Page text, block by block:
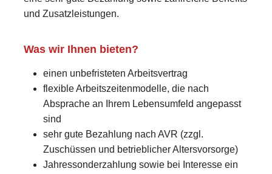
und Zusatzleistungen.
Was wir Ihnen bieten?
einen unbefristeten Arbeitsvertrag
flexible Arbeitszeitenmodelle, die nach
Absprache an Ihrem Lebensumfeld angepasst
sind
sehr gute Bezahlung nach AVR (zzgl.
Zuschüssen und betrieblicher Altersvorsorge)
Jahressonderzahlung sowie bei Interesse ein